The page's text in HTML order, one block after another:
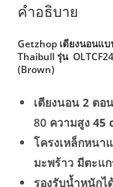
คำอธิบาย
Getzhop เตียงนอนแบ
Thaibull รุ่น
(Brown)
เตียงนอน 2 ต
80 ความสูง 45
โครงเหล็กหนา
มะพร้าว มีตะแ
รองรับน้ำหนักไ